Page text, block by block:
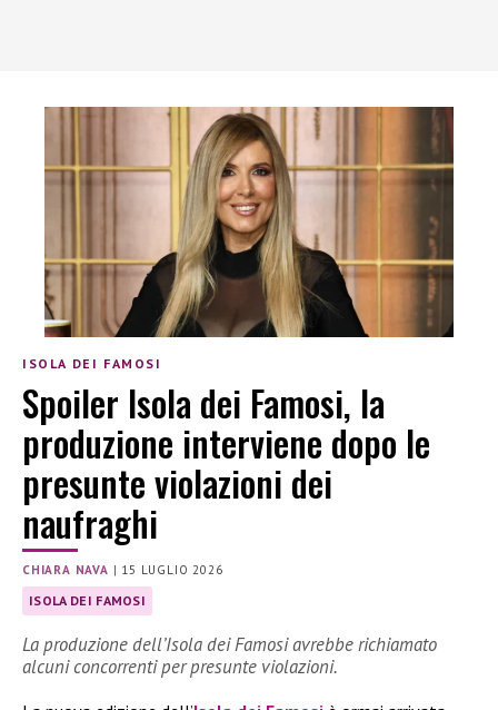
ISOLA DEI FAMOSI
Spoiler Isola dei Famosi, la
produzione interviene dopo le
presunte violazioni dei
naufraghi
CHIARA NAVA | 15 LUGLIO 2026
ISOLA DEI FAMOSI
La produzione dell’Isola dei Famosi avrebbe richiamato
alcuni concorrenti per presunte violazioni.